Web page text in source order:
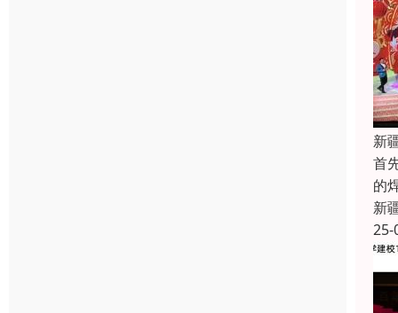
新
首
的
新
25-